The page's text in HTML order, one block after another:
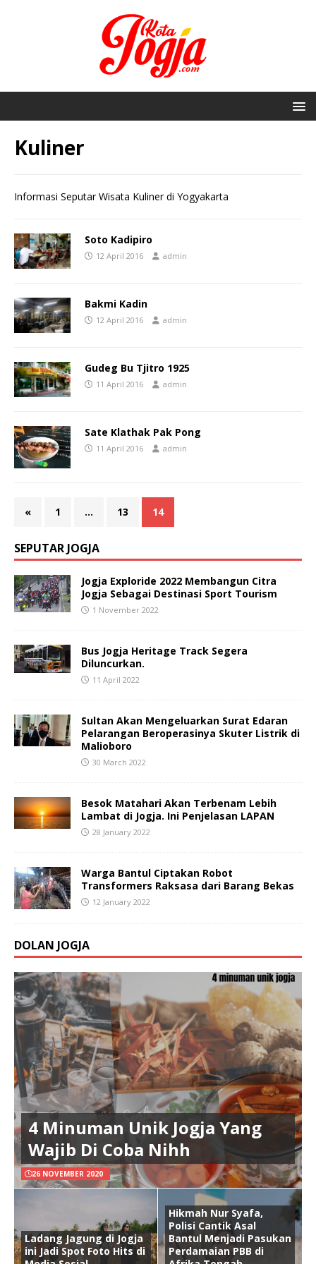
Kuliner
Informasi Seputar Wisata Kuliner di Yogyakarta
Soto Kadipiro
12 April 2016 admin
Bakmi Kadin
12 April 2016 admin
Gudeg Bu Tjitro 1925
11 April 2016 admin
Sate Klathak Pak Pong
11 April 2016 admin
« 1 … 13 14
SEPUTAR JOGJA
Jogja Exploride 2022 Membangun Citra
Jogja Sebagai Destinasi Sport Tourism
1 November 2022
Bus Jogja Heritage Track Segera
Diluncurkan.
11 April 2022
Sultan Akan Mengeluarkan Surat Edaran
Pelarangan Beroperasinya Skuter Listrik di
Malioboro
30 March 2022
Besok Matahari Akan Terbenam Lebih
Lambat di Jogja. Ini Penjelasan LAPAN
28 January 2022
Warga Bantul Ciptakan Robot
Transformers Raksasa dari Barang Bekas
12 January 2022
DOLAN JOGJA
4 Minuman Unik Jogja Yang
Wajib Di Coba Nihh
26 NOVEMBER 2020
Ladang Jagung di Jogja
ini Jadi Spot Foto Hits di
Hikmah Nur Syafa,
Polisi Cantik Asal
Bantul Menjadi Pasukan
Perdamaian PBB di